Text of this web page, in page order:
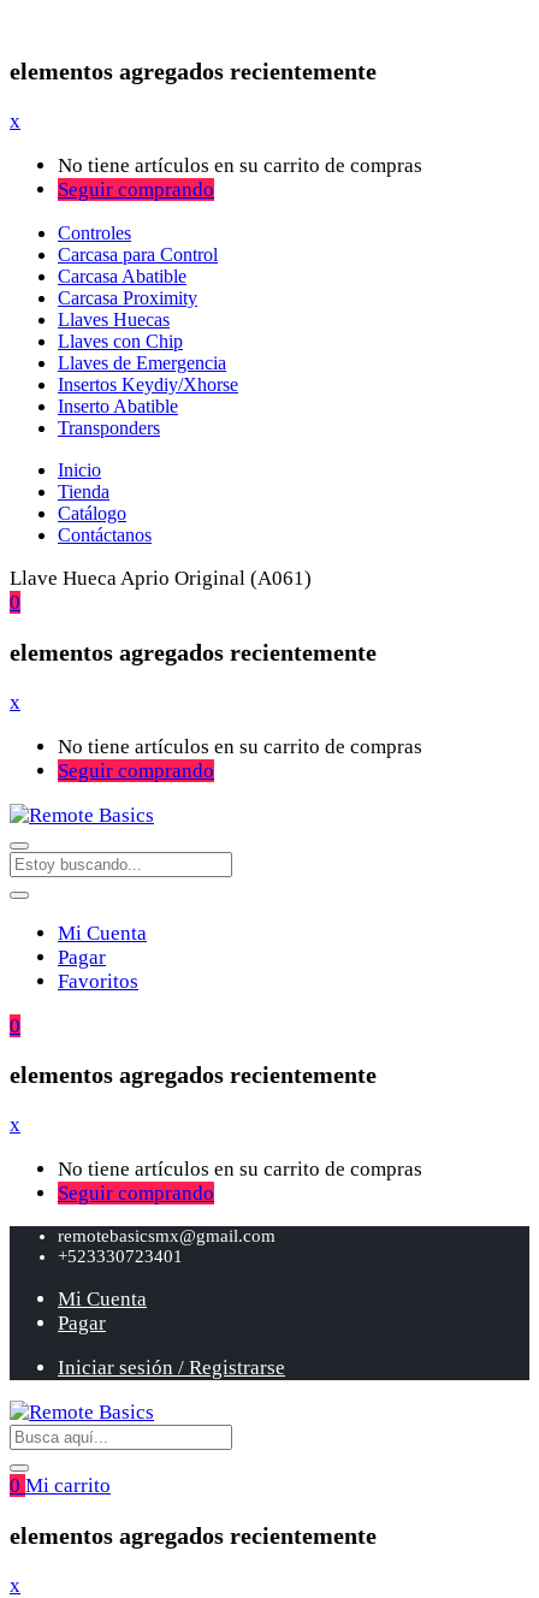
elementos agregados recientemente
x
No tiene artículos en su carrito de compras
Seguir comprando
Controles
Carcasa para Control
Carcasa Abatible
Carcasa Proximity
Llaves Huecas
Llaves con Chip
Llaves de Emergencia
Insertos Keydiy/Xhorse
Inserto Abatible
Transponders
Inicio
Tienda
Catálogo
Contáctanos
Llave Hueca Aprio Original (A061)
0
elementos agregados recientemente
x
No tiene artículos en su carrito de compras
Seguir comprando
Mi Cuenta
Pagar
Favoritos
0
elementos agregados recientemente
x
No tiene artículos en su carrito de compras
Seguir comprando
remotebasicsmx@gmail.com
+523330723401
Mi Cuenta
Pagar
Iniciar sesión / Registrarse
0 Mi carrito
elementos agregados recientemente
x